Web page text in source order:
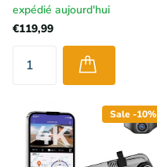
expédié aujourd'hui
€119,99
Sale -10%